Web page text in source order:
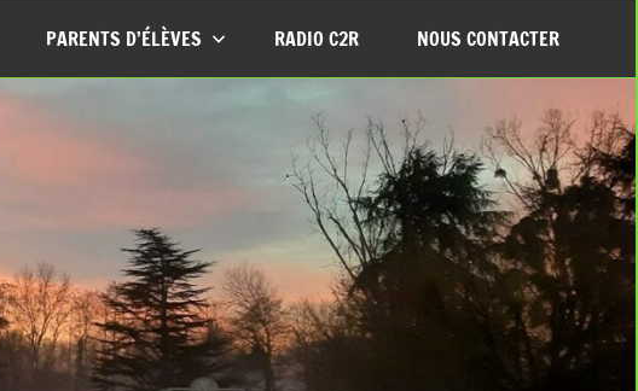
PARENTS D’ÉLÈVES RADIO C2R NOUS CONTACTER